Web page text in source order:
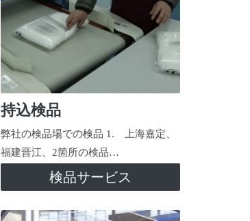
持込検品
弊社の検品場での検品 1. 上海嘉定、
福建晋江、2箇所の検品…
検品サービス